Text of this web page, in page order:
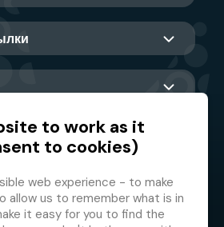
партнер
to work as it
to cookies)
web experience - to make
allow us to remember what is in
it easy for you to find the